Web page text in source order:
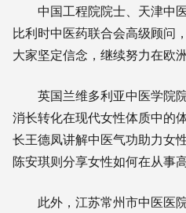
中国工程院院士、天津中
比利时中医药联合会高级顾问
大家坚定信念，继续努力在欧
英国兰维多利亚中医学院
消长转化在现代女性体质中的
长王德凤讲解中医气功助力女
陈安琪则分享女性如何在从事
此外，江苏常州市中医医